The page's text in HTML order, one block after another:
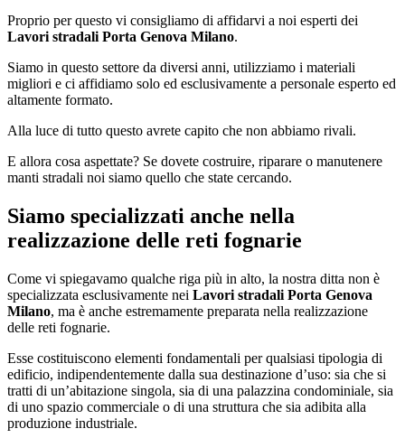
Proprio per questo vi consigliamo di affidarvi a noi esperti dei
Lavori stradali Porta Genova Milano.
Siamo in questo settore da diversi anni, utilizziamo i materiali
migliori e ci affidiamo solo ed esclusivamente a personale esperto ed
altamente formato.
Alla luce di tutto questo avrete capito che non abbiamo rivali.
E allora cosa aspettate? Se dovete costruire, riparare o manutenere
manti stradali noi siamo quello che state cercando.
Siamo specializzati anche nella
realizzazione delle reti fognarie
Come vi spiegavamo qualche riga più in alto, la nostra ditta non è
specializzata esclusivamente nei Lavori stradali Porta Genova
Milano, ma è anche estremamente preparata nella realizzazione
delle reti fognarie.
Esse costituiscono elementi fondamentali per qualsiasi tipologia di
edificio, indipendentemente dalla sua destinazione d’uso: sia che si
tratti di un’abitazione singola, sia di una palazzina condominiale, sia
di uno spazio commerciale o di una struttura che sia adibita alla
produzione industriale.